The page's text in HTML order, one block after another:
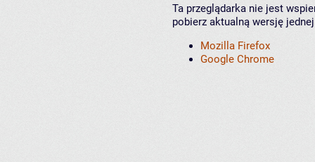
Ta przeglądarka nie jest
pobierz aktualną wersję
Mozilla Firefox
Google Chrome